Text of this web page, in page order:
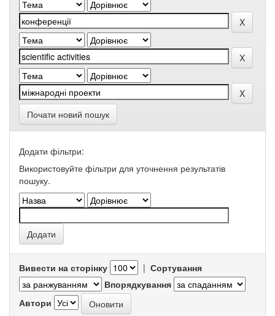
Почати новий пошук
Додати фільтри:
Використовуйте фільтри для уточнення результатів
пошуку.
Вивести на сторінку | Сортування
Впорядкування
Автори